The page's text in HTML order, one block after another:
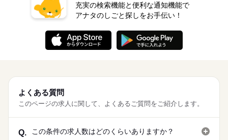
充実の検索機能と便利な通知機能で
アナタのしごと探しをお手伝い！
よくある質問
このページの求人に関して、よくあるご質問をご紹介します。
Q. この条件の求人数はどのくらいありますか？